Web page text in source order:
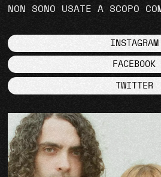
NON SONO USATE A SCOPO
INSTAGRAM
FACEBOOK
TWITTER